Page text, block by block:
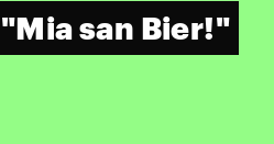
"Mia san Bier!"